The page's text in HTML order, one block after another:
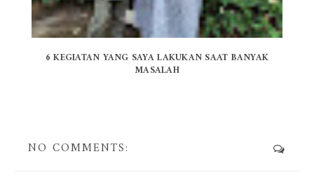
6 KEGIATAN YANG SAYA LAKUKAN SAAT BANYAK
MASALAH
NO COMMENTS: